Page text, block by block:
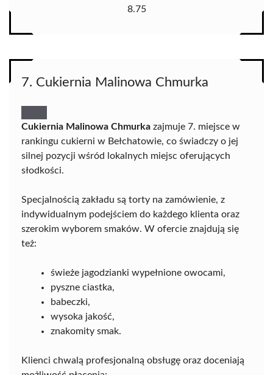
8.75
7. Cukiernia Malinowa Chmurka
Cukiernia Malinowa Chmurka zajmuje 7. miejsce w
rankingu cukierni w Bełchatowie, co świadczy o jej
silnej pozycji wśród lokalnych miejsc oferujących
słodkości.
Specjalnością zakładu są torty na zamówienie, z
indywidualnym podejściem do każdego klienta oraz
szerokim wyborem smaków. W ofercie znajdują się
też:
świeże jagodzianki wypełnione owocami,
pyszne ciastka,
babeczki,
wysoka jakość,
znakomity smak.
Klienci chwalą profesjonalną obsługę oraz doceniają